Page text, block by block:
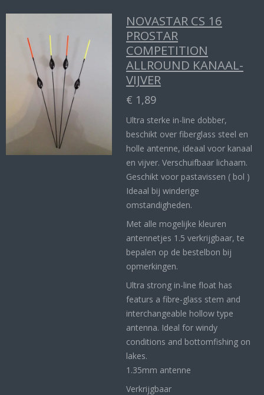
NOVASTAR CS 16
PROSTAR
COMPETITION
ALLROUND KANAAL-
VIJVER
€ 1,89
Ultra sterke in-line dobber,
beschikt over fiberglass steel en
holle antenne, ideaal voor kanaal
en vijver. Verschuifbaar lichaam.
Geschikt voor pastavissen ( bol )
Ideaal bij winderige
omstandigheden.
Met alle mogelijke kleuren
antennetjes 1.5 verkrijgbaar, te
bepalen op de bestelbon bij
opmerkingen.
Ultra strong in-line float has
featurs a fibre-glass stem and
interchangeable hollow type
antenna. Ideal for windy
conditions and bottomfishing on
lakes.
1.35mm antenne
Verkrijgbaar